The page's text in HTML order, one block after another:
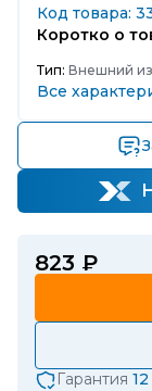
Код товара:
Коротко о
Тип: Внешний
Все
823 ₽
Гарантия